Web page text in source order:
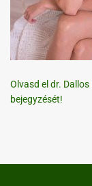
Olvasd el dr.
bejegyzését!